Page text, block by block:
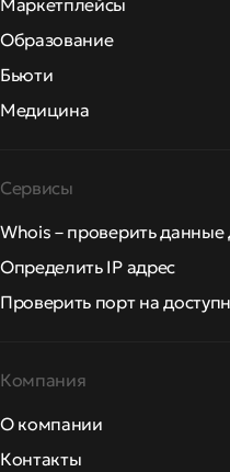
Маркетплейсы
Образование
Бьюти
Медицина
Сервисы
Whois – проверить
Определить IP адрес
Проверить порт на
Компания
О компании
Контакты